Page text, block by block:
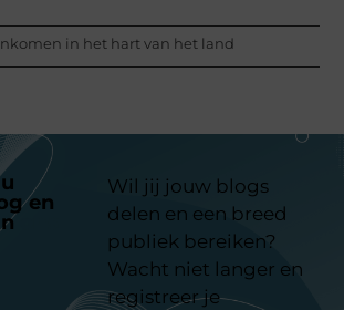
in het hart van het land
en
Wil jij jouw blogs
delen en een breed
publiek bereiken?
Wacht niet langer en
registreer je